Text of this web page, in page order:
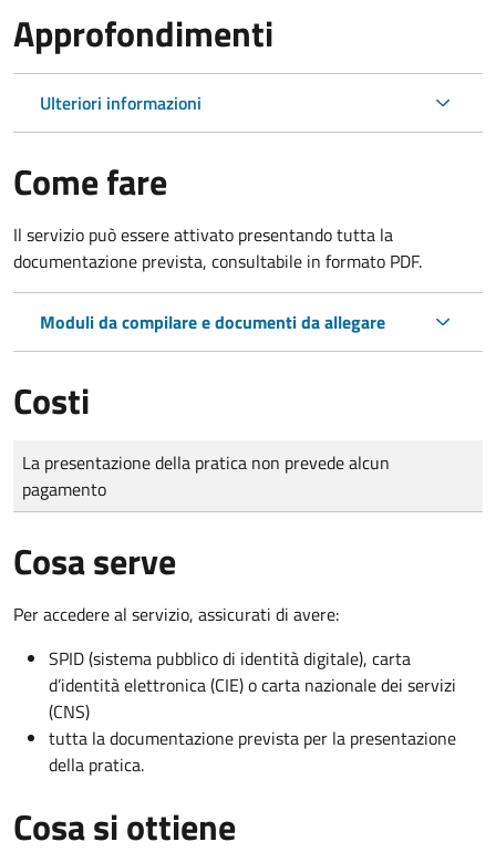
Approfondimenti
Ulteriori informazioni
Come fare
Il servizio può essere attivato presentando tutta la
documentazione prevista, consultabile in formato PDF.
Moduli da compilare e documenti da allegare
Costi
Tipo di pagamento
Importo
La presentazione della pratica non prevede alcun
pagamento
Cosa serve
Per accedere al servizio, assicurati di avere:
SPID (sistema pubblico di identità digitale), carta
d’identità elettronica (CIE) o carta nazionale dei servizi
(CNS)
tutta la documentazione prevista per la presentazione
della pratica.
Cosa si ottiene